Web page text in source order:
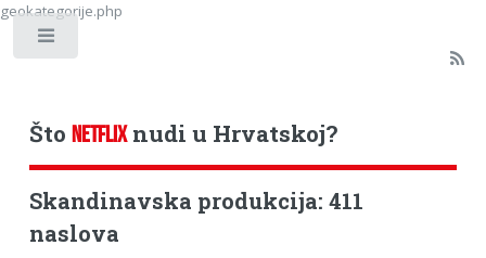
geokategorije.php
Što NETFLIXnudi u Hrvatskoj?
Skandinavska produkcija: 411
naslova